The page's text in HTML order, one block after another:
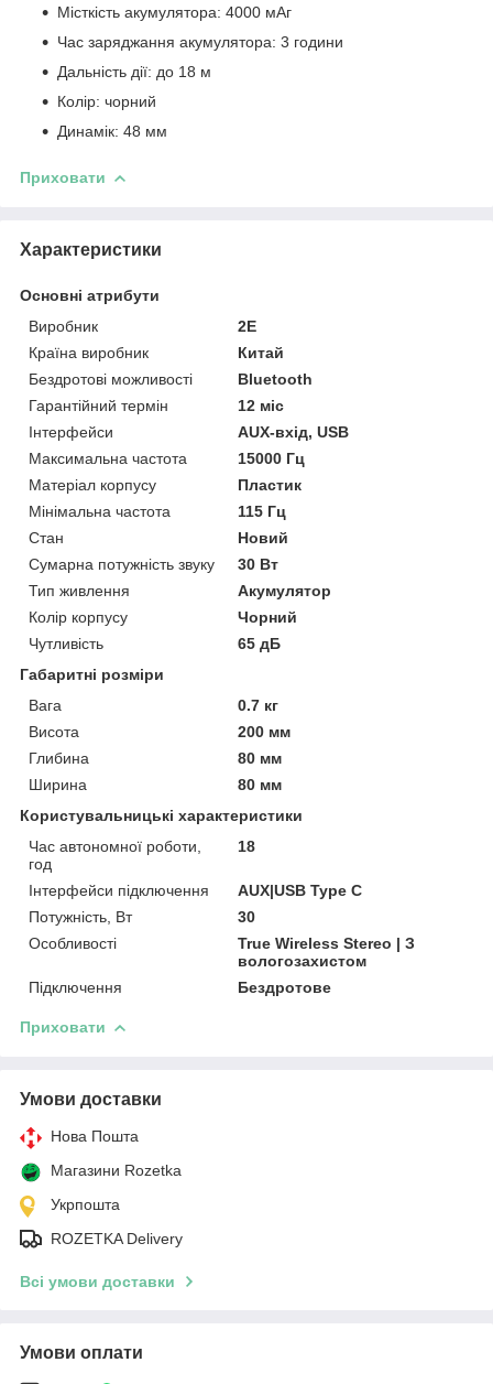
Місткість акумулятора: 4000 мАг
Час заряджання акумулятора: 3 години
Дальність дії: до 18 м
Колір: чорний
Динамік: 48 мм
Приховати
Характеристики
Основні атрибути
Виробник
2E
Країна виробник
Китай
Бездротові можливості
Bluetooth
Гарантійний термін
12 міс
Інтерфейси
AUX-вхід, USB
Максимальна частота
15000 Гц
Матеріал корпусу
Пластик
Мінімальна частота
115 Гц
Стан
Новий
Сумарна потужність звуку
30 Вт
Тип живлення
Акумулятор
Колір корпусу
Чорний
Чутливість
65 дБ
Габаритні розміри
Вага
0.7 кг
Висота
200 мм
Глибина
80 мм
Ширина
80 мм
Користувальницькі характеристики
Час автономної роботи,
год
18
Інтерфейси підключення
AUX|USB Type C
Потужність, Вт
30
Особливості
True Wireless Stereo | З
вологозахистом
Підключення
Бездротове
Приховати
Умови доставки
Нова Пошта
Магазини Rozetka
Укрпошта
ROZETKA Delivery
Всі умови доставки
Умови оплати